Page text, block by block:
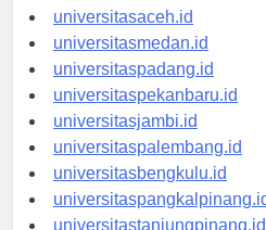
universitasaceh.id
universitasmedan.id
universitaspadang.id
universitaspekanbaru.id
universitasjambi.id
universitaspalembang.id
universitasbengkulu.id
universitaspangkalpinang.id